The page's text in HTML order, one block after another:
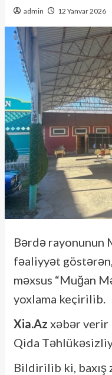
admin 12 Yanvar 2026
Bərdə
fəaliyyət
məxsus “Muğan
yoxlama keçirilib.
Xia.Az xəbər verir
Qida
Bildirilib ki, baxış